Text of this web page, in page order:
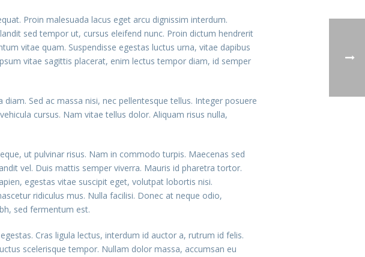
Proin malesuada lacus eget arcu dignissim interdum.
sed tempor ut, cursus eleifend nunc. Proin dictum hendrerit
vitae quam. Suspendisse egestas luctus urna, vitae dapibus
vitae sagittis placerat, enim lectus tempor diam, id semper
Sed ac massa nisi, nec pellentesque tellus. Integer posuere
cursus. Nam vitae tellus dolor. Aliquam risus nulla,
ut pulvinar risus. Nam in commodo turpis. Maecenas sed
vel. Duis mattis semper viverra. Mauris id pharetra tortor.
egestas vitae suscipit eget, volutpat lobortis nisi.
ridiculus mus. Nulla facilisi. Donec at neque odio,
sed fermentum est.
Cras ligula lectus, interdum id auctor a, rutrum id felis.
scelerisque tempor. Nullam dolor massa, accumsan eu